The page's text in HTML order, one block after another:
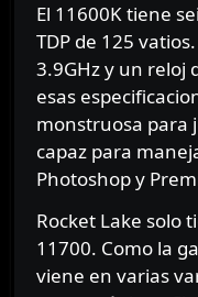
El 11600K tiene
TDP de 125
3.9GHz y un reloj
esas
monstruosa para
capaz para
Photoshop y
Rocket Lake solo
11700. Como la
viene en varias